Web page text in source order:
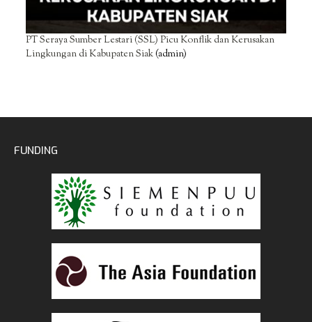
PT Seraya Sumber Lestari (SSL) Picu Konflik dan Kerusakan
Lingkungan di Kabupaten Siak(admin)
FUNDING